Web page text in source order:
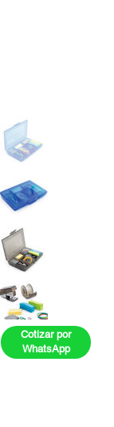
Cotizar por
WhatsApp